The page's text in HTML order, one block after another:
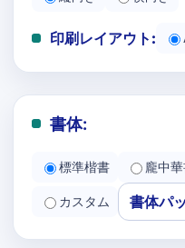
印刷レイアウト:
書体:
標準楷書 龐中
カスタム 書体パ